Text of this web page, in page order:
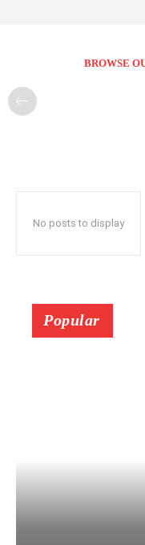
BROWSE
No posts to display
Popular